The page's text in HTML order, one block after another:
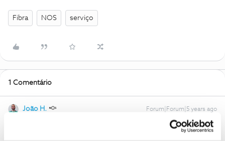
Fibra NOS serviço
1 Comentário
João H. Forum|Forum|5 years ago